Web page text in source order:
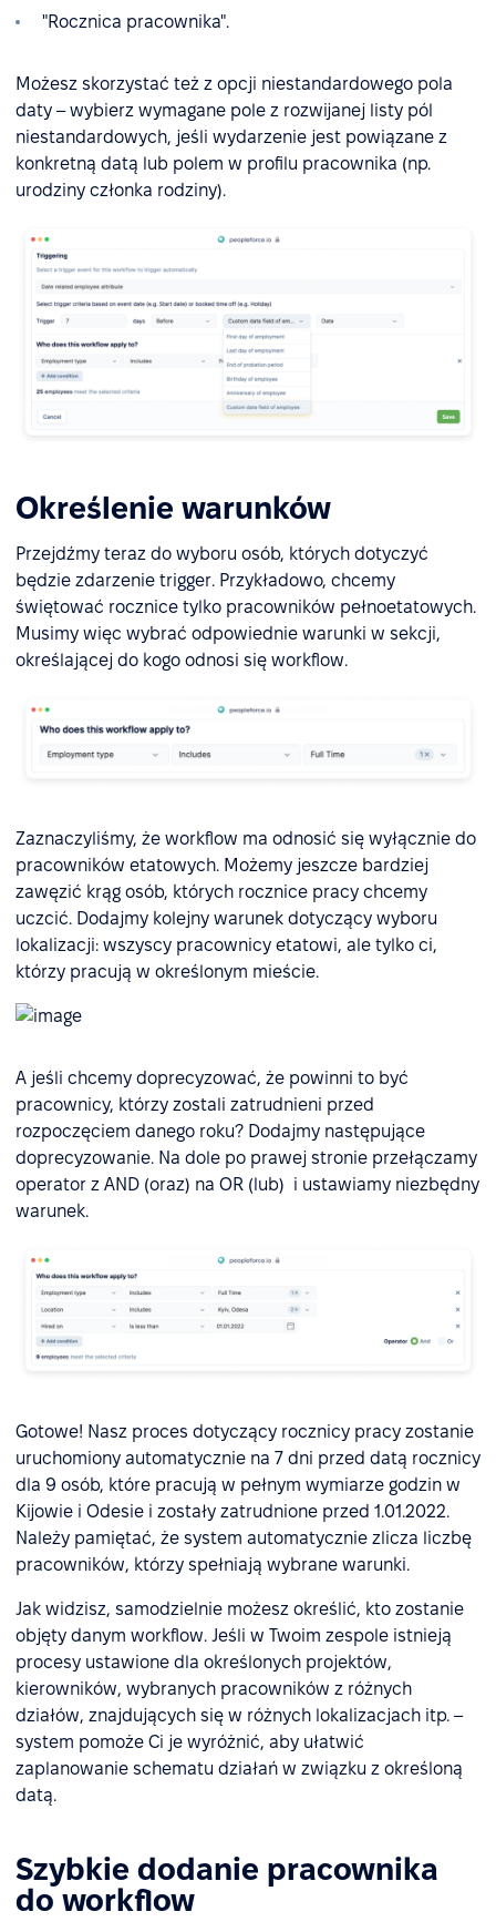
"Rocznica pracownika".
Możesz skorzystać też z opcji niestandardowego pola
daty – wybierz wymagane pole z rozwijanej listy pól
niestandardowych, jeśli wydarzenie jest powiązane z
konkretną datą lub polem w profilu pracownika (np.
urodziny członka rodziny).
Określenie warunków
Przejdźmy teraz do wyboru osób, których dotyczyć
będzie zdarzenie trigger. Przykładowo, chcemy
świętować rocznice tylko pracowników pełnoetatowych.
Musimy więc wybrać odpowiednie warunki w sekcji,
określającej do kogo odnosi się workflow.
Zaznaczyliśmy, że workflow ma odnosić się wyłącznie do
pracowników etatowych. Możemy jeszcze bardziej
zawęzić krąg osób, których rocznice pracy chcemy
uczcić. Dodajmy kolejny warunek dotyczący wyboru
lokalizacji: wszyscy pracownicy etatowi, ale tylko ci,
którzy pracują w określonym mieście.
A jeśli chcemy doprecyzować, że powinni to być
pracownicy, którzy zostali zatrudnieni przed
rozpoczęciem danego roku? Dodajmy następujące
doprecyzowanie. Na dole po prawej stronie przełączamy
operator z AND (oraz) na OR (lub) i ustawiamy niezbędny
warunek.
Gotowe! Nasz proces dotyczący rocznicy pracy zostanie
uruchomiony automatycznie na 7 dni przed datą rocznicy
dla 9 osób, które pracują w pełnym wymiarze godzin w
Kijowie i Odesie i zostały zatrudnione przed 1.01.2022.
Należy pamiętać, że system automatycznie zlicza liczbę
pracowników, którzy spełniają wybrane warunki.
Jak widzisz, samodzielnie możesz określić, kto zostanie
objęty danym workflow. Jeśli w Twoim zespole istnieją
procesy ustawione dla określonych projektów,
kierowników, wybranych pracowników z różnych
działów, znajdujących się w różnych lokalizacjach itp. –
system pomoże Ci je wyróżnić, aby ułatwić
zaplanowanie schematu działań w związku z określoną
datą.
Szybkie dodanie pracownika
do workflow